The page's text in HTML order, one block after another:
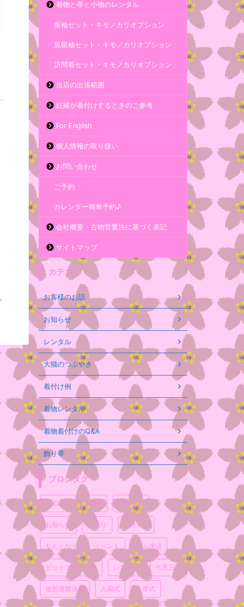
着物と帯と小物のレンタル
振袖セット・キモノカリオプション
黒留袖セット・キモノカリオプション
訪問着セット・キモノカリオプション
当店の出張範囲
妊婦が着付けするときのご参考
For English
個人情報の取り扱い
お問い合わせ
ご予約
カレンダー簡単予約♪
会社概要・古物営業法に基づく表記
サイトマップ
カテゴリ
お客様のお話
お知らせ
レンタル
大猫のつぶやき
着付け例
着物レンタル
着物着付けのQ&A
飾り帯
ブログタグ
BTC決済 NEM お宮参り
お知らせ お祭り つけ下げ
なんとなく イベント ネム決済
ビットコイン決済 レンタル 七五三
仮想通貨決済 入園式 入学式